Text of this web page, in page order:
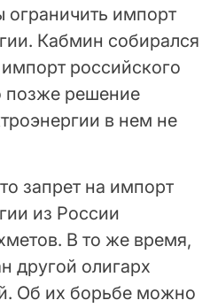
импорт
Кабмин собирался
российского
позже решение
в нем не
запрет на импорт
из России
В то же время,
другой олигарх
Об их борьбе можно